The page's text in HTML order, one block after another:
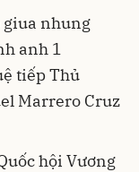
tiếp Thủ
Marrero Cruz
hội Vương